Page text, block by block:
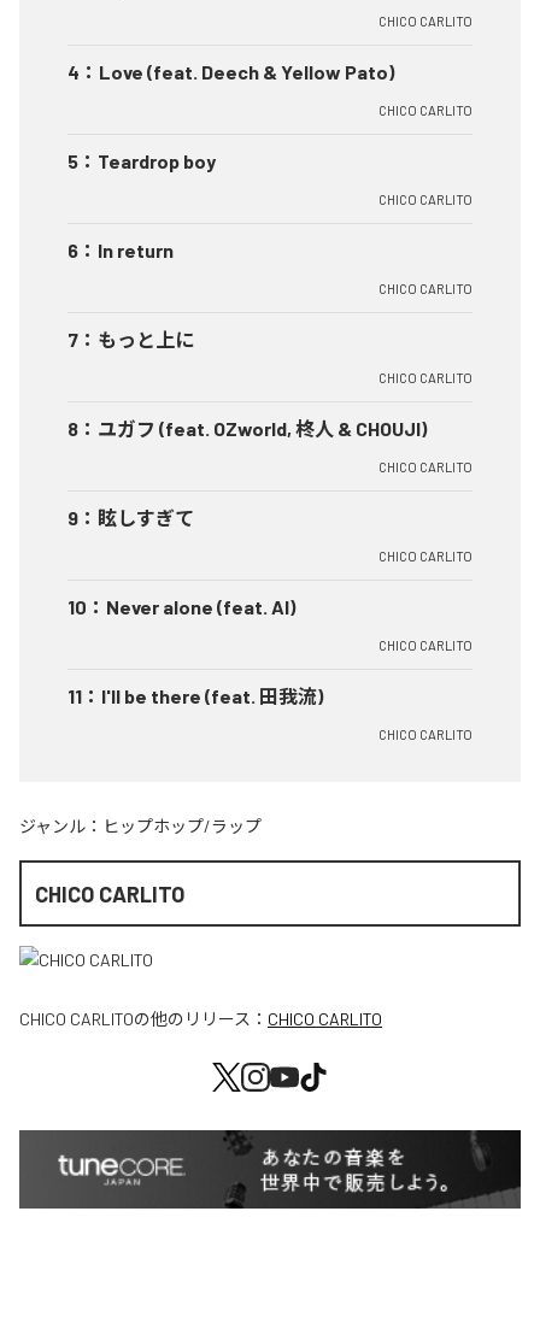
CHICO CARLITO
4 ： Love (feat. Deech & Yellow Pato)
CHICO CARLITO
5 ： Teardrop boy
CHICO CARLITO
6 ： In return
CHICO CARLITO
7 ： もっと上に
CHICO CARLITO
8 ： ユガフ (feat. OZworld, 柊人 & CHOUJI)
CHICO CARLITO
9 ： 眩しすぎて
CHICO CARLITO
10 ： Never alone (feat. AI)
CHICO CARLITO
11 ： I'll be there (feat. 田我流)
CHICO CARLITO
ジャンル： ヒップホップ/ラップ
CHICO CARLITO
CHICO CARLITOの他のリリース： CHICO CARLITO